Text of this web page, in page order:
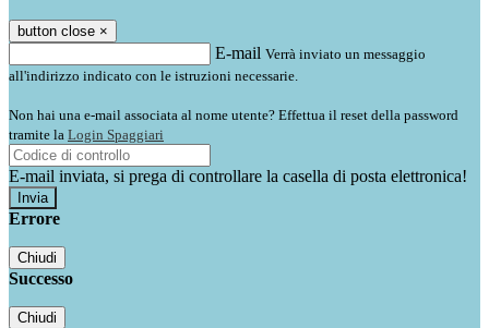
button close ×
E-mail Verrà inviato un messaggio
all'indirizzo indicato con le istruzioni necessarie.
Non hai una e-mail associata al nome utente? Effettua il reset della password
tramite la Login Spaggiari
E-mail inviata, si prega di controllare la casella di posta elettronica!
Errore
Chiudi
Successo
Chiudi